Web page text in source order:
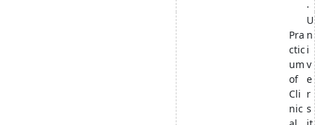
.
Pra
ctic
um
of
Cli
nic
U
n
i
v
e
r
s